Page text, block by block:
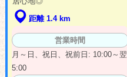
距離 1.4 km
営業時間
月～日、祝日、祝前日: 10:00～翌
5:00